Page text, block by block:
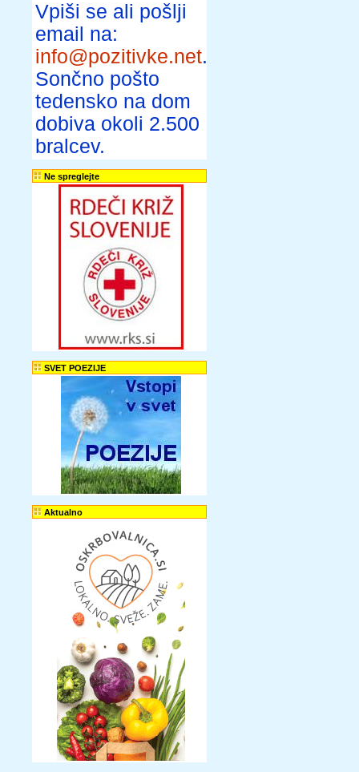
Vpiši se ali pošlji
email na:
info@pozitivke.net.
Sončno pošto
tedensko na dom
dobiva okoli 2.500
bralcev.
Ne spreglejte
SVET POEZIJE
Aktualno